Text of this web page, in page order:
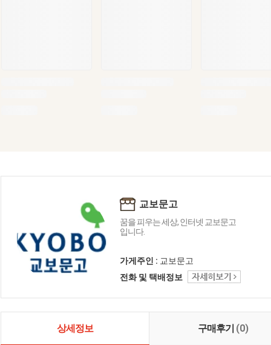
교보문고
꿈을 피우는 세상, 인터넷 교보문고
입니다.
가게주인 : 교보문고
전화 및 택배정보
상세정보 구매후기 (0)